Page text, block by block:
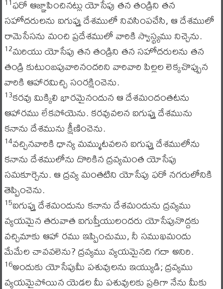
ఫరో ఆజ్ఞాపించినట్లు యోసేపు తన తండ్రిని తన
సహోదరులను ఐగుప్తు దేశములో నివసింపచేసి, ఆ దేశములో
రామెసేసను మంచి ప్రదేశములో వారికి స్వాస్థ్యము నిచ్చెను.
12మరియు యోసేపు తన తండ్రిని తన సహోదరులను తన
తండ్రి కుటుంబపువారినందరిని వారివారి పిల్లల లెక్కచొప్పున
వారికి ఆహారమిచ్చి సంరక్షించెను.
13కరవు మిక్కిలి భారమైనందున ఆ దేశమందంతటను
ఆహారము లేకపోయెను. కరవువలన ఐగుప్తు దేశమును
కనాను దేశమును క్షీణించెను.
14వచ్చినవారికి ధాన్య మమ్ముటవలన ఐగుప్తు దేశములోను
కనాను దేశములోను దొరికిన ద్రవ్యమంత యోసేపు
సమకూర్చెను. ఆ ద్రవ్య మంతటిని యోసేపు ఫరో నగరులోనికి
తెప్పించెను.
15ఐగుప్తు దేశమందును కనాను దేశమందును ద్రవ్యము
వ్యయమైన తరువాత ఐగుప్తీయులందరు యోసేపునొద్దకు
వచ్చిమాకు ఆహా రము ఇప్పించుము, నీ సముఖమందు
మేమేల చావవలెను? ద్రవ్యము వ్యయమైనది గదా అనిరి.
16అందుకు యోసేపుమీ పశువులను ఇయ్యుడి; ద్రవ్యము
వ్యయమైపోయిన యెడల మీ పశువులకు ప్రతిగా నేను మీకు